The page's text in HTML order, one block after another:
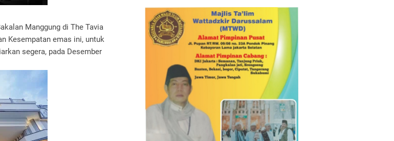
Manggung di The Tavia
Kesempatan emas ini, untuk
segera, pada Desember